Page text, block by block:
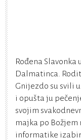
Rođena
Dalmatinca.
Gnijezdo su svili
i opušta ju
svojim
majka po
informatike